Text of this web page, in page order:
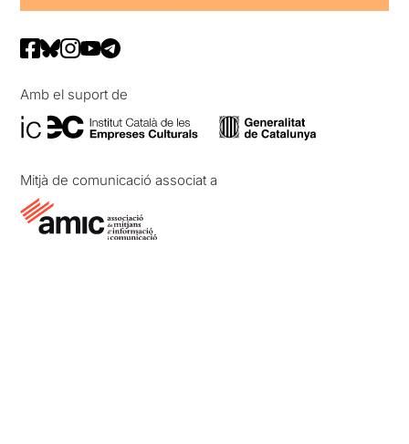
Amb el suport de
Mitjà de comunicació associat a